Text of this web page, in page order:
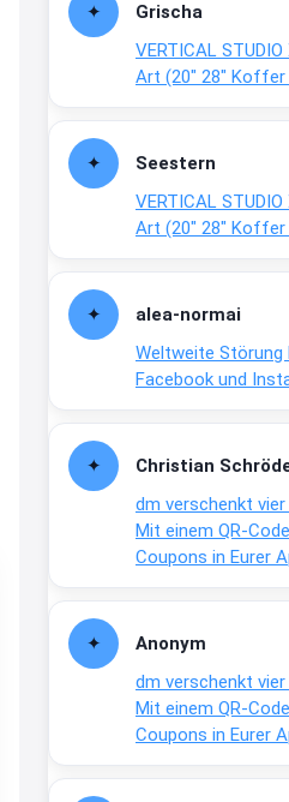
Grischa
VERTICAL
Art (20″ 28″ Koffer
Seestern
VERTICAL
Art (20″ 28″ Koffer
alea-normai
Weltweite Störung
Facebook und
Christian
dm verschenkt
Mit einem QR-
Coupons in Eurer
Anonym
dm verschenkt
Mit einem QR-
Coupons in Eurer
dich zu sehen,
15:01
An 01.08. /
/ max. 15.000
↩
2:19
↩
Joachim
www.linda.de/
2:21
↩